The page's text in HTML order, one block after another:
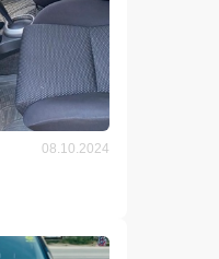
08.10.2024